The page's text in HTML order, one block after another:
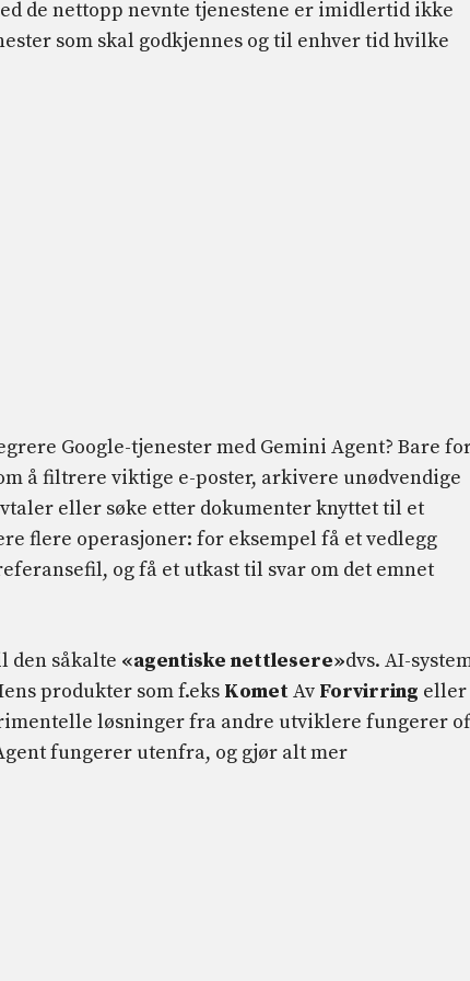
de nettopp nevnte tjenestene er imidlertid ikke
som skal godkjennes og til enhver tid hvilke
Google-tjenester med Gemini Agent? Bare
å filtrere viktige e-poster, arkivere unødvendige
eller søke etter dokumenter knyttet til et
flere operasjoner: for eksempel få et vedlegg
og få et utkast til svar om det emnet
den såkalte «agentiske nettlesere»dvs. AI-
produkter som f.eks KometAv Forvirring eller
løsninger fra andre utviklere fungerer
fungerer utenfra, og gjør alt mer